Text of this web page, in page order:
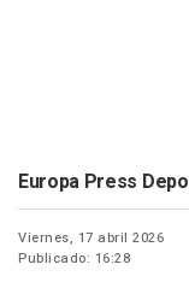
Europa Press
Viernes, 17 abril 2026
Publicado: 16:28